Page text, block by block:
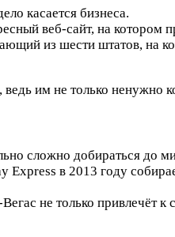
касается бизнеса.
веб-сайт, на котором
из шести штатов, на
им не только ненужно
сложно добираться до
Express в 2013 году
не только привлечёт